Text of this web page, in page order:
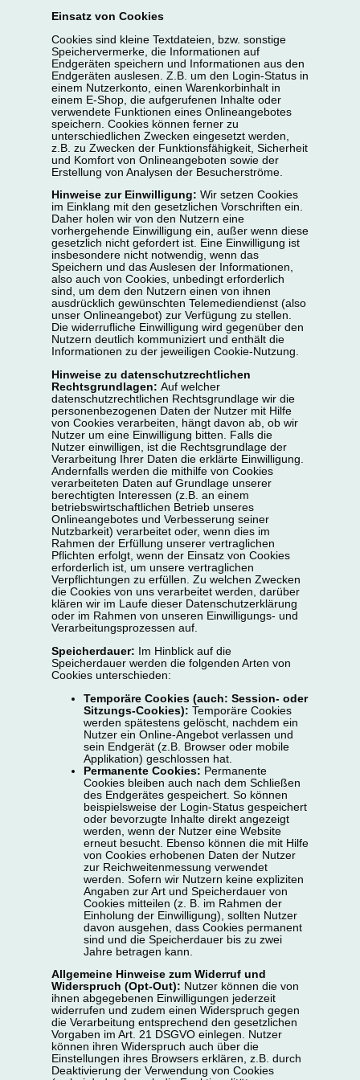
Einsatz von Cookies
Cookies sind kleine Textdateien, bzw. sonstige
Speichervermerke, die Informationen auf
Endgeräten speichern und Informationen aus den
Endgeräten auslesen. Z.B. um den Login-Status in
einem Nutzerkonto, einen Warenkorbinhalt in
einem E-Shop, die aufgerufenen Inhalte oder
verwendete Funktionen eines Onlineangebotes
speichern. Cookies können ferner zu
unterschiedlichen Zwecken eingesetzt werden,
z.B. zu Zwecken der Funktionsfähigkeit, Sicherheit
und Komfort von Onlineangeboten sowie der
Erstellung von Analysen der Besucherströme.
Hinweise zur Einwilligung: Wir setzen Cookies
im Einklang mit den gesetzlichen Vorschriften ein.
Daher holen wir von den Nutzern eine
vorhergehende Einwilligung ein, außer wenn diese
gesetzlich nicht gefordert ist. Eine Einwilligung ist
insbesondere nicht notwendig, wenn das
Speichern und das Auslesen der Informationen,
also auch von Cookies, unbedingt erforderlich
sind, um dem den Nutzern einen von ihnen
ausdrücklich gewünschten Telemediendienst (also
unser Onlineangebot) zur Verfügung zu stellen.
Die widerrufliche Einwilligung wird gegenüber den
Nutzern deutlich kommuniziert und enthält die
Informationen zu der jeweiligen Cookie-Nutzung.
Hinweise zu datenschutzrechtlichen
Rechtsgrundlagen: Auf welcher
datenschutzrechtlichen Rechtsgrundlage wir die
personenbezogenen Daten der Nutzer mit Hilfe
von Cookies verarbeiten, hängt davon ab, ob wir
Nutzer um eine Einwilligung bitten. Falls die
Nutzer einwilligen, ist die Rechtsgrundlage der
Verarbeitung Ihrer Daten die erklärte Einwilligung.
Andernfalls werden die mithilfe von Cookies
verarbeiteten Daten auf Grundlage unserer
berechtigten Interessen (z.B. an einem
betriebswirtschaftlichen Betrieb unseres
Onlineangebotes und Verbesserung seiner
Nutzbarkeit) verarbeitet oder, wenn dies im
Rahmen der Erfüllung unserer vertraglichen
Pflichten erfolgt, wenn der Einsatz von Cookies
erforderlich ist, um unsere vertraglichen
Verpflichtungen zu erfüllen. Zu welchen Zwecken
die Cookies von uns verarbeitet werden, darüber
klären wir im Laufe dieser Datenschutzerklärung
oder im Rahmen von unseren Einwilligungs- und
Verarbeitungsprozessen auf.
Speicherdauer:
Im Hinblick auf die
Speicherdauer werden die folgenden Arten von
Cookies unterschieden:
Temporäre Cookies (auch: Session- oder
Sitzungs-Cookies): Temporäre Cookies
werden spätestens gelöscht, nachdem ein
Nutzer ein Online-Angebot verlassen und
sein Endgerät (z.B. Browser oder mobile
Applikation) geschlossen hat.
Permanente Cookies: Permanente
Cookies bleiben auch nach dem Schließen
des Endgerätes gespeichert. So können
beispielsweise der Login-Status gespeichert
oder bevorzugte Inhalte direkt angezeigt
werden, wenn der Nutzer eine Website
erneut besucht. Ebenso können die mit Hilfe
von Cookies erhobenen Daten der Nutzer
zur Reichweitenmessung verwendet
werden. Sofern wir Nutzern keine expliziten
Angaben zur Art und Speicherdauer von
Cookies mitteilen (z. B. im Rahmen der
Einholung der Einwilligung), sollten Nutzer
davon ausgehen, dass Cookies permanent
sind und die Speicherdauer bis zu zwei
Jahre betragen kann.
Allgemeine Hinweise zum Widerruf und
Widerspruch (Opt-Out): Nutzer können die von
ihnen abgegebenen Einwilligungen jederzeit
widerrufen und zudem einen Widerspruch gegen
die Verarbeitung entsprechend den gesetzlichen
Vorgaben im Art. 21 DSGVO einlegen. Nutzer
können ihren Widerspruch auch über die
Einstellungen ihres Browsers erklären, z.B. durch
Deaktivierung der Verwendung von Cookies